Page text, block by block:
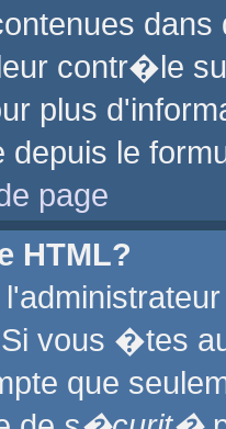
contr�le
plus
depuis le
page
HTML?
vous �tes
que